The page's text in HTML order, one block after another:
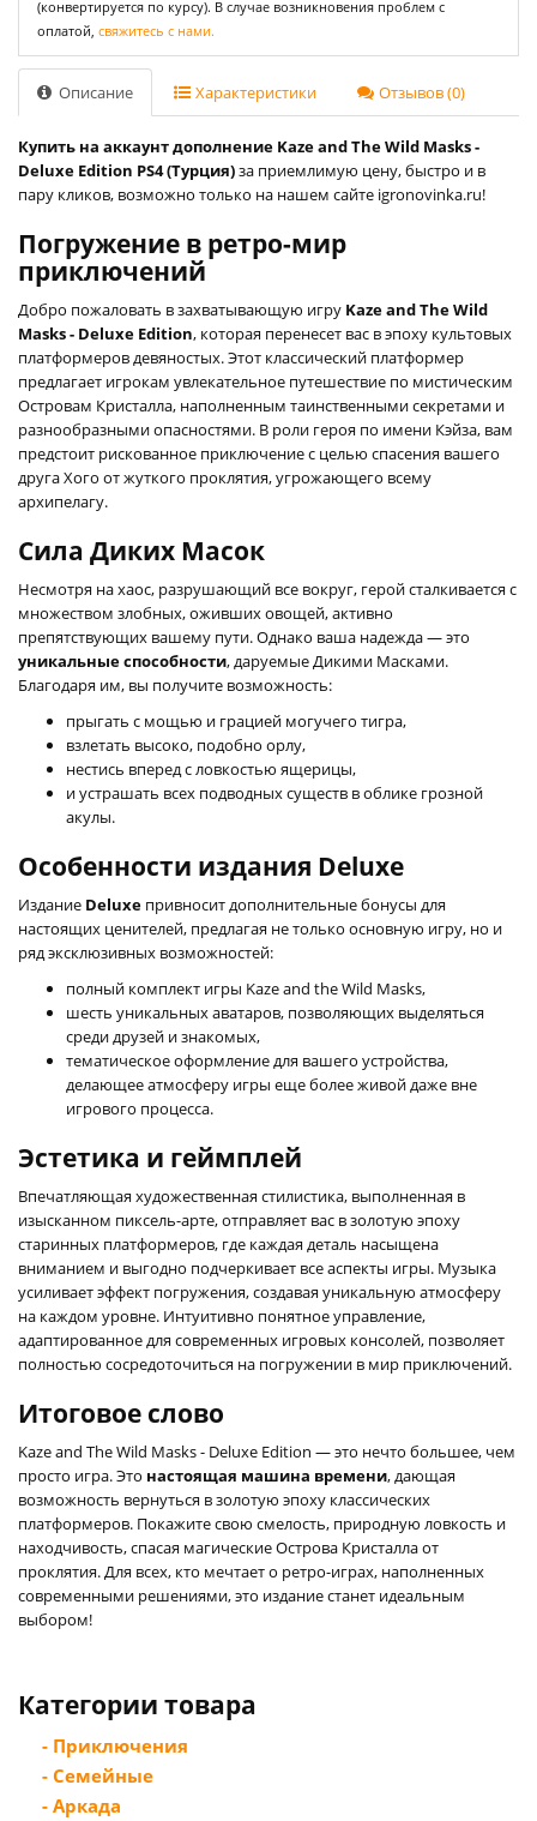
(конвертируется по курсу). В случае возникновения проблем с
оплатой, свяжитесь с нами.
Описание Характеристики Отзывов (0)
Купить на аккаунт дополнение Kaze and The Wild Masks -
Deluxe Edition PS4 (Турция)за приемлимую цену, быстро и в
пару кликов, возможно только на нашем сайте igronovinka.ru!
Погружение в ретро-мир
приключений
Добро пожаловать в захватывающую игру Kaze and The Wild
Masks - Deluxe Edition, которая перенесет вас в эпоху культовых
платформеров девяностых. Этот классический платформер
предлагает игрокам увлекательное путешествие по мистическим
Островам Кристалла, наполненным таинственными секретами и
разнообразными опасностями. В роли героя по имени Кэйза, вам
предстоит рискованное приключение с целью спасения вашего
друга Хого от жуткого проклятия, угрожающего всему
архипелагу.
Сила Диких Масок
Несмотря на хаос, разрушающий все вокруг, герой сталкивается с
множеством злобных, оживших овощей, активно
препятствующих вашему пути. Однако ваша надежда — это
уникальные способности, даруемые Дикими Масками.
Благодаря им, вы получите возможность:
прыгать с мощью и грацией могучего тигра,
взлетать высоко, подобно орлу,
нестись вперед с ловкостью ящерицы,
и устрашать всех подводных существ в облике грозной
акулы.
Особенности издания Deluxe
Издание Deluxe привносит дополнительные бонусы для
настоящих ценителей, предлагая не только основную игру, но и
ряд эксклюзивных возможностей:
полный комплект игры Kaze and the Wild Masks,
шесть уникальных аватаров, позволяющих выделяться
среди друзей и знакомых,
тематическое оформление для вашего устройства,
делающее атмосферу игры еще более живой даже вне
игрового процесса.
Эстетика и геймплей
Впечатляющая художественная стилистика, выполненная в
изысканном пиксель-арте, отправляет вас в золотую эпоху
старинных платформеров, где каждая деталь насыщена
вниманием и выгодно подчеркивает все аспекты игры. Музыка
усиливает эффект погружения, создавая уникальную атмосферу
на каждом уровне. Интуитивно понятное управление,
адаптированное для современных игровых консолей, позволяет
полностью сосредоточиться на погружении в мир приключений.
Итоговое слово
Kaze and The Wild Masks - Deluxe Edition — это нечто большее, чем
просто игра. Это настоящая машина времени, дающая
возможность вернуться в золотую эпоху классических
платформеров. Покажите свою смелость, природную ловкость и
находчивость, спасая магические Острова Кристалла от
проклятия. Для всех, кто мечтает о ретро-играх, наполненных
современными решениями, это издание станет идеальным
выбором!
Категории товара
- Приключения
- Семейные
- Аркада